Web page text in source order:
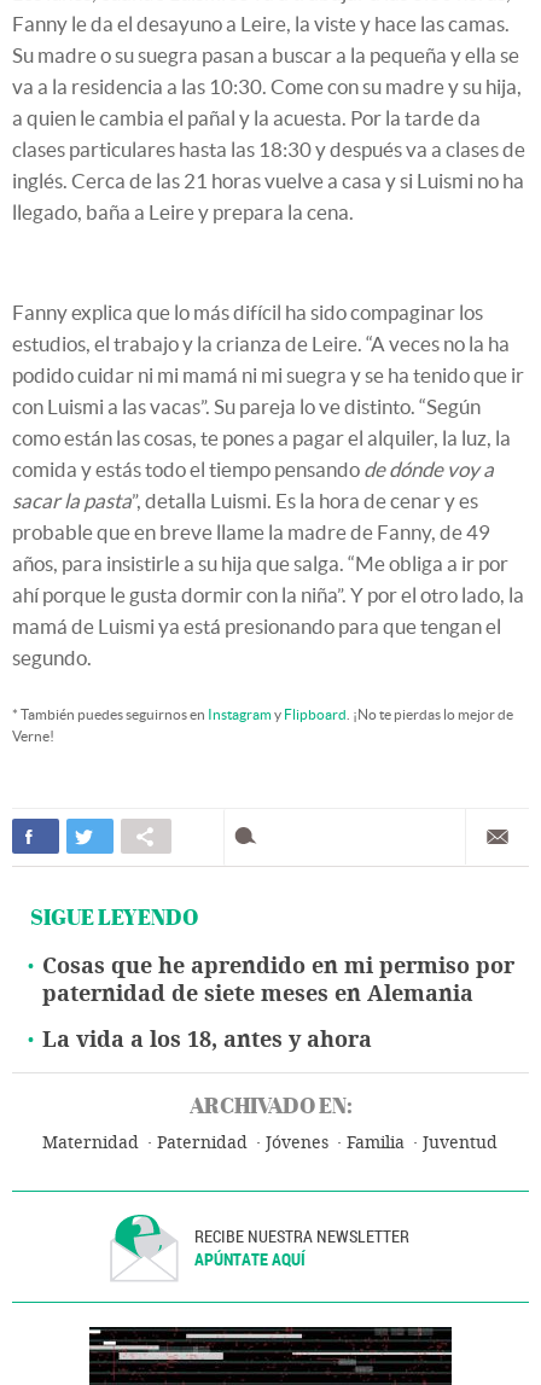
Fanny le da el desayuno a Leire, la viste y hace las camas.
Su madre o su suegra pasan a buscar a la pequeña y ella se
va a la residencia a las 10:30. Come con su madre y su hija,
a quien le cambia el pañal y la acuesta. Por la tarde da
clases particulares hasta las 18:30 y después va a clases de
inglés. Cerca de las 21 horas vuelve a casa y si Luismi no ha
llegado, baña a Leire y prepara la cena.
Fanny explica que lo más difícil ha sido compaginar los
estudios, el trabajo y la crianza de Leire. “A veces no la ha
podido cuidar ni mi mamá ni mi suegra y se ha tenido que ir
con Luismi a las vacas”. Su pareja lo ve distinto. “Según
como están las cosas, te pones a pagar el alquiler, la luz, la
comida y estás todo el tiempo pensando de dónde voy a
sacar la pasta”, detalla Luismi. Es la hora de cenar y es
probable que en breve llame la madre de Fanny, de 49
años, para insistirle a su hija que salga. “Me obliga a ir por
ahí porque le gusta dormir con la niña”. Y por el otro lado, la
mamá de Luismi ya está presionando para que tengan el
segundo.
* También puedes seguirnos en Instagramy Flipboard . ¡No te pierdas lo mejor de
Verne!
SIGUE LEYENDO
Cosas que he aprendido en mi permiso por
paternidad de siete meses en Alemania
La vida a los 18, antes y ahora
ARCHIVADO EN:
Maternidad Paternidad Jóvenes Familia Juventud
RECIBE NUESTRA NEWSLETTER
APÚNTATE AQUÍ